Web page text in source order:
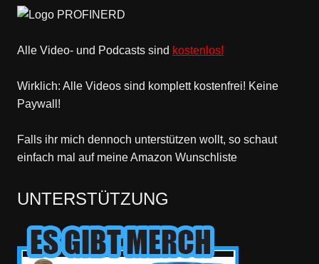
Alle Video- und Podcasts sind kostenlos!
Wirklich: Alle Videos sind komplett kostenfrei! Keine
Paywall!
Falls ihr mich dennoch unterstützen wollt, so schaut
einfach mal auf meine Amazon Wunschliste
UNTERSTÜTZUNG